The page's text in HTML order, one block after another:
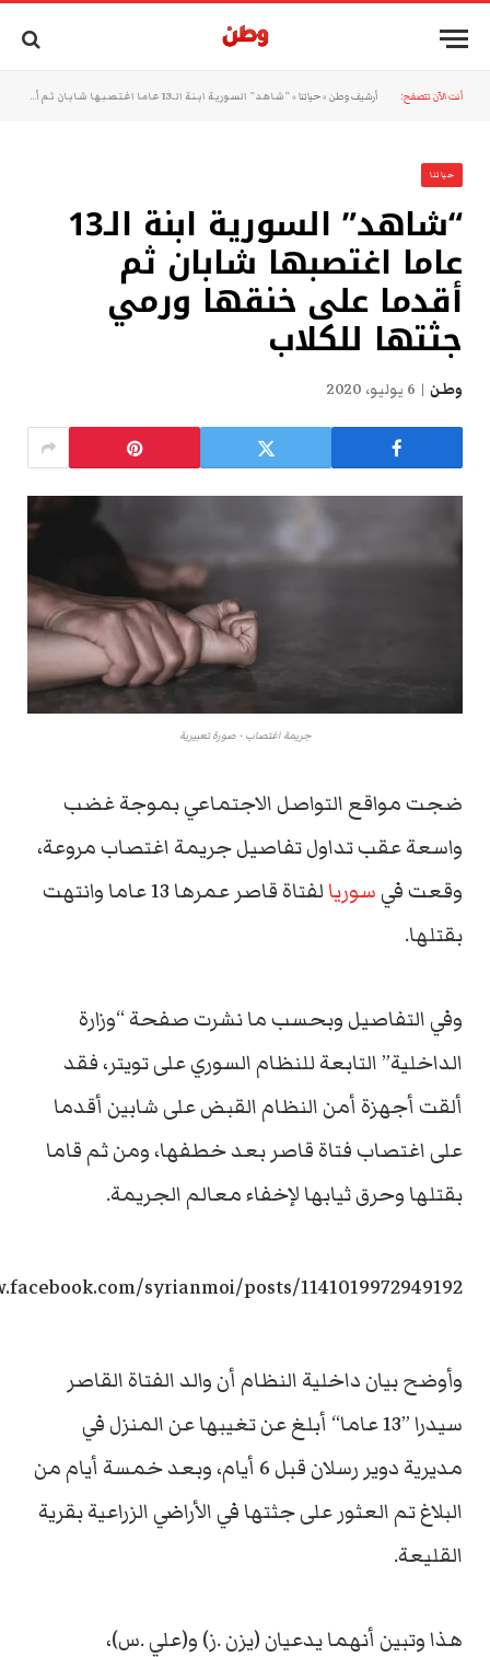
أنت الآن تتصفح: أرشيف وطن »حياتنا »“شاهد” السورية ابنة الـ13 عاما اغتصبها شابان ثم أقدما على خنقها ورمي جثتها للكلاب
حياتنا
“شاهد” السورية ابنة الـ13
عاما اغتصبها شابان ثم
أقدما على خنقها ورمي
جثتها للكلاب
وطن 6 يوليو، 2020
جريمة اغتصاب - صورة تعبيرية
ضجت مواقع التواصل الاجتماعي بموجة غضب
واسعة عقب تداول تفاصيل جريمة اغتصاب مروعة،
وقعت فيسوريا
لفتاة قاصر عمرها 13 عاما وانتهت
بقتلها.
وفي التفاصيل وبحسب ما نشرت صفحة “وزارة
الداخلية” التابعة للنظام السوري على تويتر، فقد
ألقت أجهزة أمن النظام القبض على شابين أقدما
على اغتصاب فتاة قاصر بعد خطفها، ومن ثم قاما
بقتلها وحرق ثيابها لإخفاء معالم الجريمة.
syrianmoi/posts/1141019972949192
وأوضح بيان داخلية النظام أن والد الفتاة القاصر
سيدرا ”13 عاما“ أبلغ عن تغيبها عن المنزل في
مديرية دوير رسلان قبل 6 أيام، وبعد خمسة أيام من
البلاغ تم العثور على جثتها في الأراضي الزراعية بقرية
القليعة.
هذا وتبين أنهما يدعيان (يزن .ز) و(علي .س)،